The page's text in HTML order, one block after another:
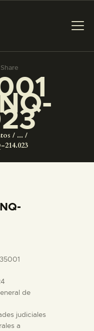
Share
...
214.023
de
judiciales
a